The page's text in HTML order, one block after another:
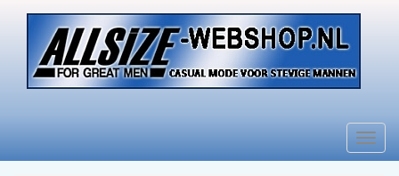
Menu